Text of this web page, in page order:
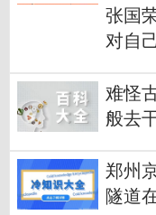
张国
对自
难怪
般去
郑州
隧道